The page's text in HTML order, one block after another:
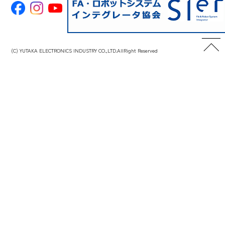
(C) YUTAKA ELECTRONICS INDUSTRY CO.,LTD.AllRight Reserved